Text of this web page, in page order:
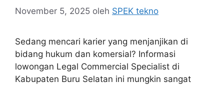
November 5, 2025 oleh SPEK tekno
Sedang mencari karier yang menjanjikan di
bidang hukum dan komersial? Informasi
lowongan Legal Commercial Specialist di
Kabupaten Buru Selatan ini mungkin sangat